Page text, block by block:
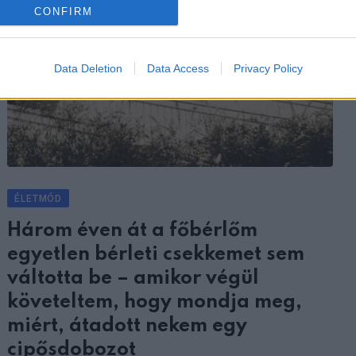
CONFIRM
Data Deletion Data Access Privacy Policy
ÉLETMÓD
Három éven át a főbérlőm
egyetlen bérleti csekkemet sem
váltotta be – amikor végül
követeltem, hogy mondja meg,
miért, átadott nekem egy
cipősdobozot